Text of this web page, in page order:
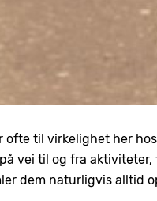
ofte til virkelighet her
vei til og fra
dem naturligvis alltid